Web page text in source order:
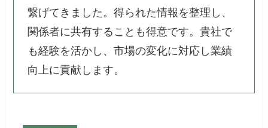
繋げてきました。得られた情報を整理し、
関係者に共有することも得意です。貴社で
も経験を活かし、市場の変化に対応し業績
向上に貢献します。